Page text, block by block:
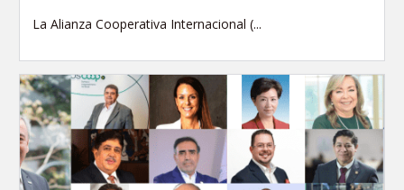
La Alianza Cooperativa Internacional (...